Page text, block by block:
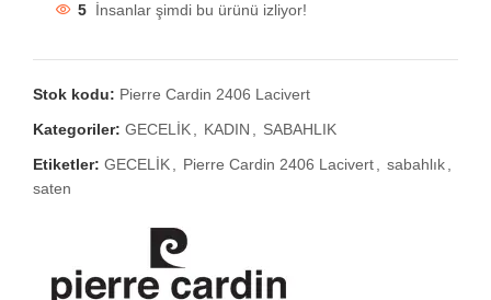
5 İnsanlar şimdi bu ürünü izliyor!
Stok kodu: Pierre Cardin 2406 Lacivert
Kategoriler: GECELİK KADIN
SABAHLIK
Etiketler: GECELİK Pierre Cardin 2406 Lacivert sabahlık
saten